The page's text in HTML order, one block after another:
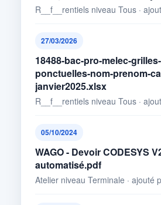
R__f__rentiels niveau Tous ·
27/03/2026
18488-bac-pro-melec-
ponctuelles-nom-prenom-
janvier2025.xlsx
R__f__rentiels niveau Tous ·
05/10/2024
WAGO - Devoir CODESYS
automatisé.pdf
Atelier niveau Terminale · ajouté